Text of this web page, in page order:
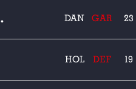
DAN GAR 23
HOL DEF 19